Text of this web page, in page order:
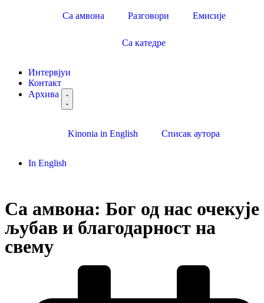
Са амвона Разговори Емисије
Са катедре
Интервјуи
Контакт
Архива
Kinonia in English Списак аутора
In English
Са амвона: Бог од нас очекује
љубав и благодарност на
свему